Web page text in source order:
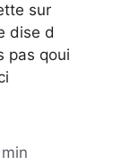
sur
dise d
pas qoui